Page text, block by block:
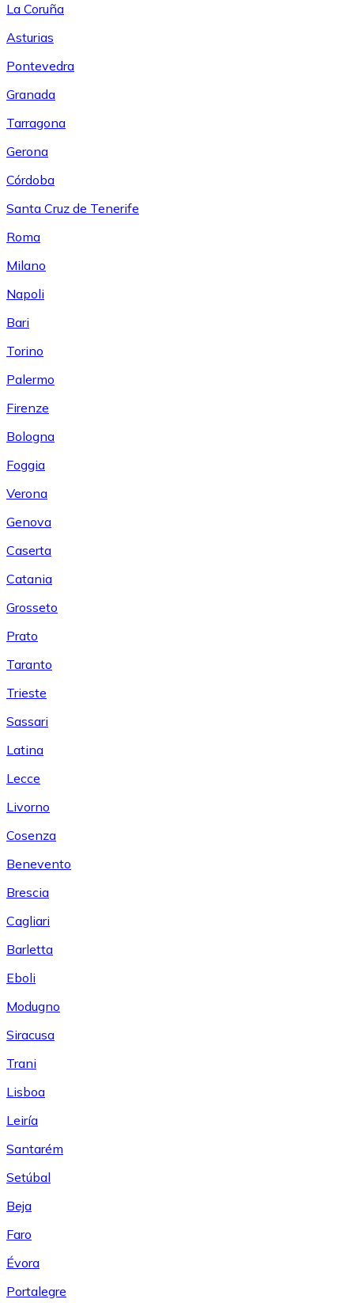
La Coruña
Asturias
Pontevedra
Granada
Tarragona
Gerona
Córdoba
Santa Cruz de Tenerife
Roma
Milano
Napoli
Bari
Torino
Palermo
Firenze
Bologna
Foggia
Verona
Genova
Caserta
Catania
Grosseto
Prato
Taranto
Trieste
Sassari
Latina
Lecce
Livorno
Cosenza
Benevento
Brescia
Cagliari
Barletta
Eboli
Modugno
Siracusa
Trani
Lisboa
Leiría
Santarém
Setúbal
Beja
Faro
Évora
Portalegre